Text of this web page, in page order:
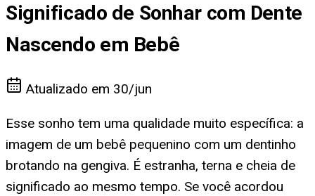
Significado de Sonhar com Dente
Nascendo em Bebê
Atualizado em 30/jun
Esse sonho tem uma qualidade muito específica: a
imagem de um bebê pequenino com um dentinho
brotando na gengiva. É estranha, terna e cheia de
significado ao mesmo tempo. Se você acordou